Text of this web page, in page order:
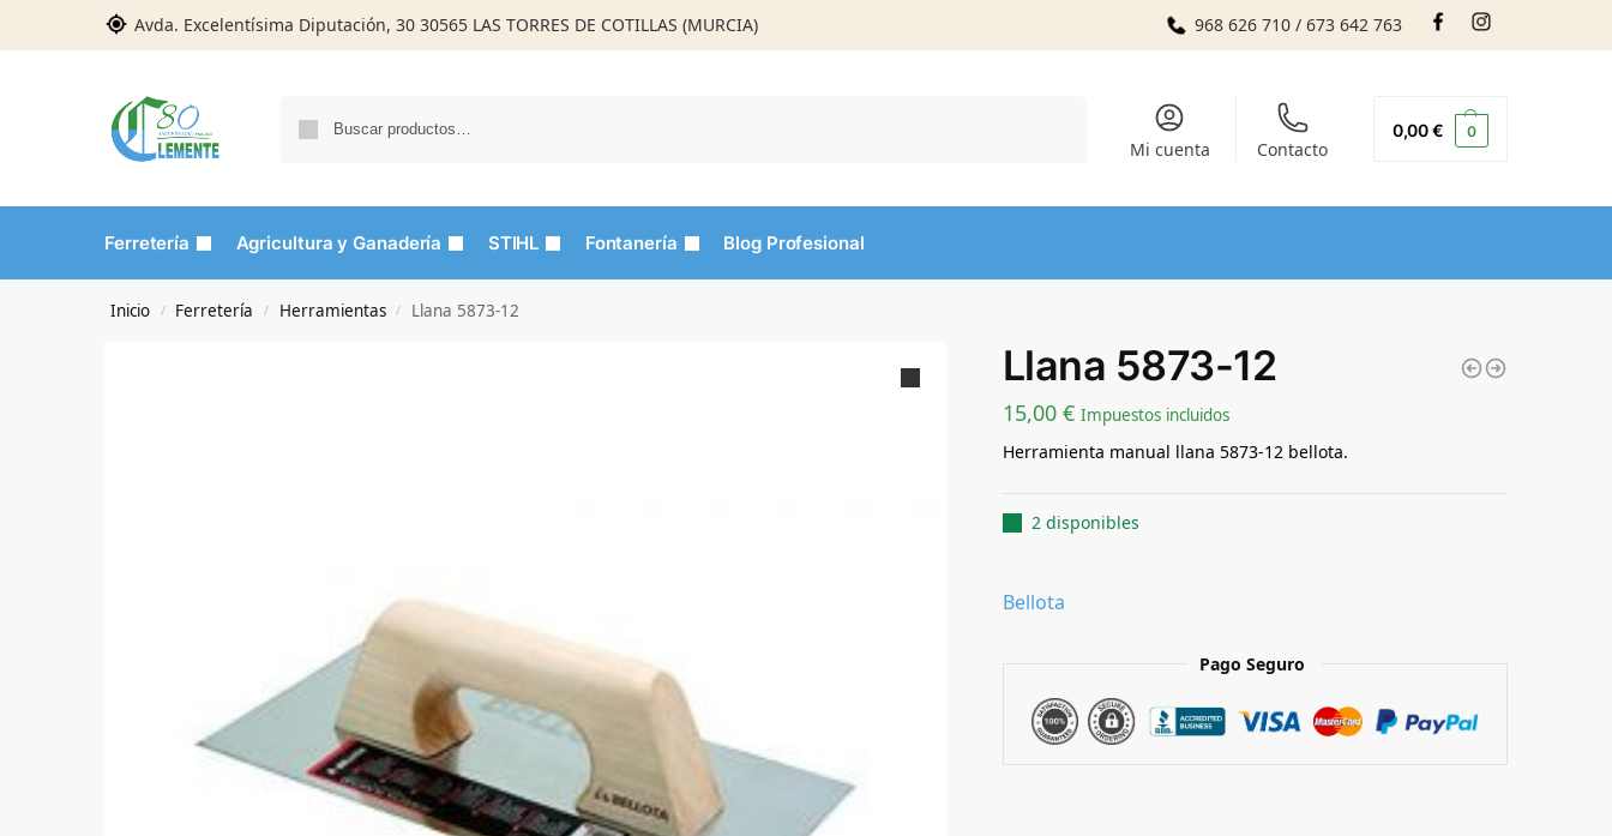
Avda. Excelentísima Diputación, 30 30565 LAS TORRES DE COTILLAS (MURCIA) 968 626 710 / 673 642 763
Mi cuenta Contacto
0,00€ 0
Ferretería Agricultura y Ganadería STIHL Fontanería Blog Profesional
Inicio / Ferretería / Herramientas / Llana 5873-12
Llana 5873-12
15,00 € Impuestos incluidos
Herramienta manual llana 5873-12 bellota.
2 disponibles
Bellota
Pago Seguro